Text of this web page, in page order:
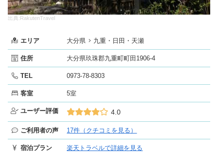
出典:RakutenTravel
エリア 大分県 九重・日田・天瀬
住所 大分県玖珠郡九重町町田1906-4
TEL 0973-78-8303
客室 5室
ユーザー評価 4.0
ご利用者の声 17件（クチコミを見る）
宿泊プラン 楽天トラベルで詳細を見る